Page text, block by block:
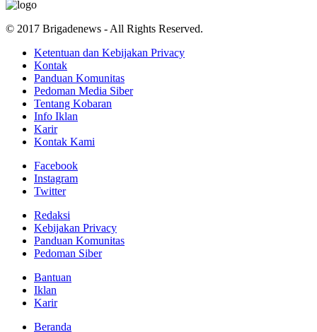
© 2017 Brigadenews - All Rights Reserved.
Ketentuan dan Kebijakan Privacy
Kontak
Panduan Komunitas
Pedoman Media Siber
Tentang Kobaran
Info Iklan
Karir
Kontak Kami
Facebook
Instagram
Twitter
Redaksi
Kebijakan Privacy
Panduan Komunitas
Pedoman Siber
Bantuan
Iklan
Karir
Beranda